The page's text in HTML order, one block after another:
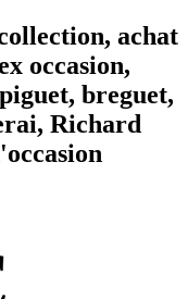
achat
occasion,
breguet,
Richard